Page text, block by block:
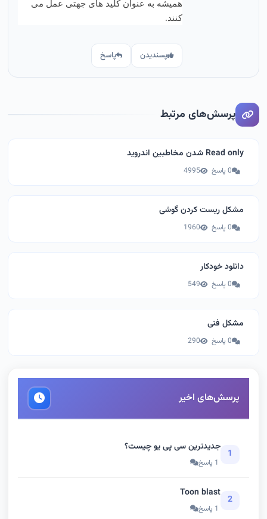
همیشه به عنوان کلید های جهتی عمل می
کنند.
پسندیدن پاسخ
پرسش‌های مرتبط
Read only شدن مخاطبین اندروید
0 پاسخ 4995
مشکل ریست کردن گوشی
0 پاسخ 1960
دانلود خودکار
0 پاسخ 549
مشکل فنی
0 پاسخ 290
پرسش‌های اخیر
1
جدیدترین سی پی یو چیست؟
1 پاسخ
2
Toon blast
1 پاسخ